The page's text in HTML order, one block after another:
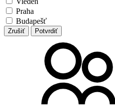
Praha
Budapešť
Zrušiť Potvrdiť